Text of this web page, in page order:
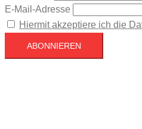
E-Mail-Adresse
Hiermit akzeptiere ich die